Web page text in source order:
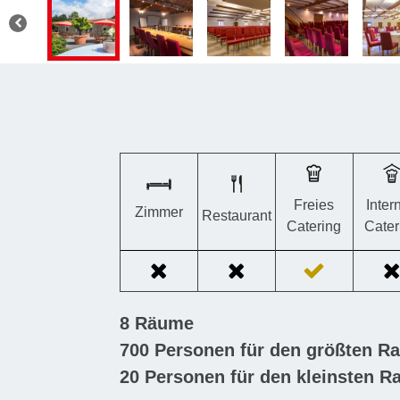
Zimmer Restaurant
Freies
Catering
8 Räume
700 Personen für den größten
20 Personen für den kleinsten